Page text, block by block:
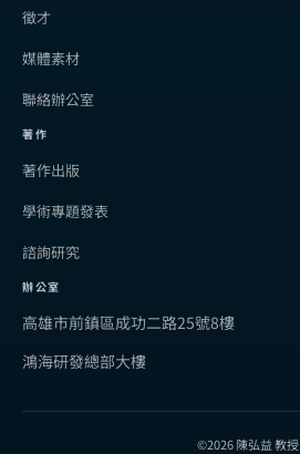
徵才
媒體素材
聯絡辦公室
著作
著作出版
學術專題發表
諮詢研究
辦公室
高雄市前鎮區成功二路25號8樓
鴻海研發總部大樓
©2026 陳弘益 教授